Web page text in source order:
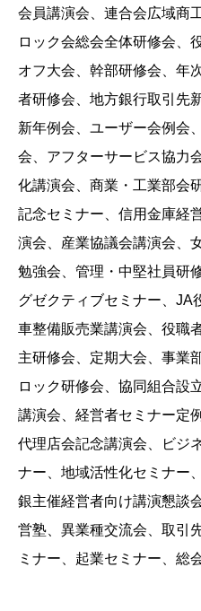
会員講演会、連合会広域商
ロック会総会全体研修会、
オフ大会、幹部研修会、年
者研修会、地方銀行取引先
新年例会、ユーザー会例会
会、アフターサービス協力
化講演会、商業・工業部会
記念セミナー、信用金庫経
演会、産業協議会講演会、
勉強会、管理・中堅社員研
グゼクティブセミナー、JA
車整備販売業講演会、役職
主研修会、定期大会、事業
ロック研修会、協同組合設
講演会、経営者セミナー定
代理店会記念講演会、ビジ
ナー、地域活性化セミナー
銀主催経営者向け講演懇談
営塾、異業種交流会、取引
ミナー、起業セミナー、